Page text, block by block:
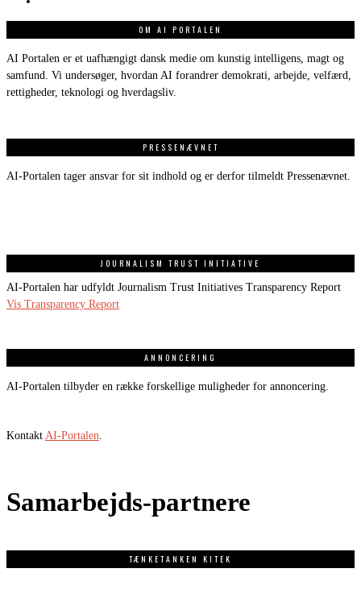
OM AI PORTALEN
AI Portalen er et uafhængigt dansk medie om kunstig intelligens, magt og
samfund. Vi undersøger, hvordan AI forandrer demokrati, arbejde, velfærd,
rettigheder, teknologi og hverdagsliv.
PRESSENÆVNET
AI-Portalen tager ansvar for sit indhold og er derfor tilmeldt Pressenævnet.
JOURNALISM TRUST INITIATIVE
AI-Portalen har udfyldt Journalism Trust Initiatives Transparency Report
Vis Transparency Report
ANNONCERING
AI-Portalen tilbyder en række forskellige muligheder for annoncering.
Kontakt AI-Portalen
Samarbejds-partnere
TÆNKETANKEN KITEK